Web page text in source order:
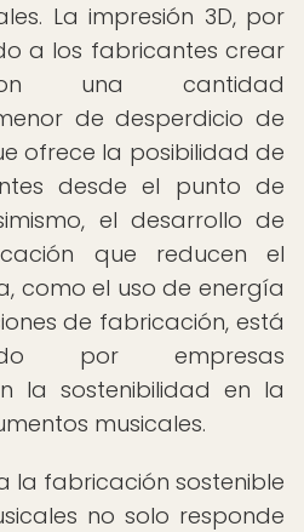
La impresión 3D, por
a los fabricantes crear
una cantidad
de desperdicio de
ofrece la posibilidad de
desde el punto de
el desarrollo de
que reducen el
como el uso de energía
de fabricación, está
por empresas
la sostenibilidad en la
musicales.
la fabricación sostenible
no solo responde